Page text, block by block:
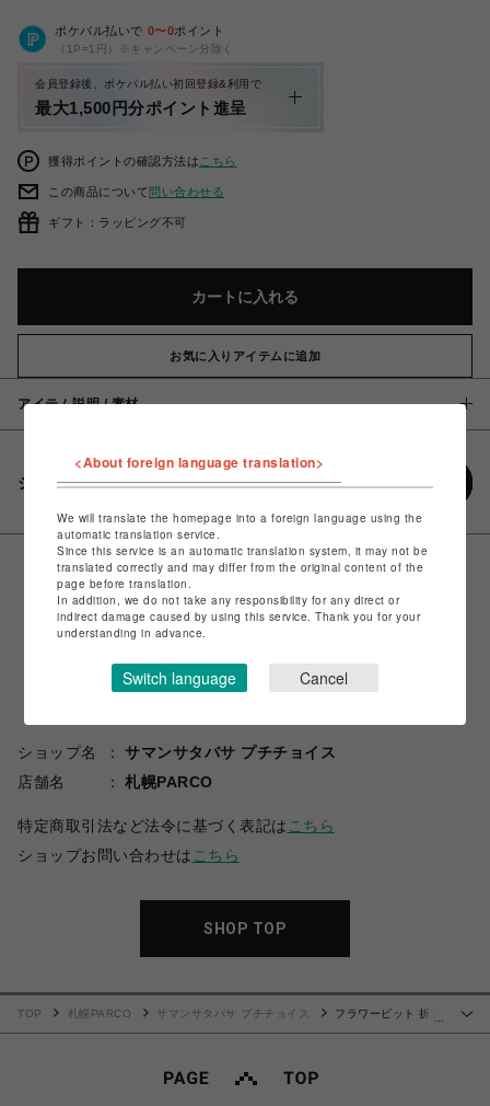
ポケパル払いで 0〜0ポイント
（1P=1円）※キャンペーン分除く
会員登録後、ポケパル払い初回登録&利用で
最大1,500円分ポイント進呈
獲得ポイントの確認方法は こちら
この商品について問い合わせる
ギフト：ラッピング不可
カートに入れる
お気に入りアイテムに追加
アイテム説明 / 素材
シェアする
ショップ名
サマンサタバサ プチチョイス
店舗名
札幌PARCO
特定商取引法など法令に基づく表記は こちら
ショップお問い合わせは こちら
SHOP TOP
…
TOP 札幌PARCO サマンサタバサ プチチョイス
フラワービット 折財
<About foreign language translation>
We will translate the homepage into a foreign language using the
automatic translation service.
Since this service is an automatic translation system, it may not be
translated correctly and may differ from the original content of the
page before translation.
In addition, we do not take any responsibility for any direct or
indirect damage caused by using this service. Thank you for your
understanding in advance.
Switch language Cancel